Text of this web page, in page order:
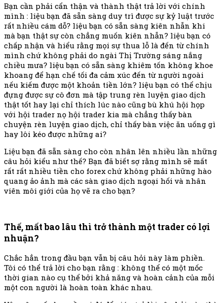
Bạn cần phải cẩn thận và thành thật trả lời với chính
mình : liệu bạn đã sẵn sàng duy trì được sự kỷ luật trước
rất nhiều cám dỗ? liệu bạn có sẵn sàng kiên nhẫn khi
mà bạn thật sự còn chẳng muốn kiên nhẫn? liệu bạn có
chấp nhận và hiểu rằng mọi sự thua lỗ là đến từ chính
mình chứ không phải do ngài Thị Trường sáng nắng
chiều mưa? liệu bạn có sẵn sàng khiêm tốn không khoe
khoang để hạn chế tối đa cảm xúc đến từ người ngoài
nếu kiếm được một khoản tiền lớn? liệu bạn có thể chịu
đựng được sự cô đơn mà tập trung rèn luyện giao dịch
thật tốt hay lại chỉ thích lúc nào cũng bù khú hội họp
với hội trader nọ hội trader kia mà chẳng thấy bàn
chuyện rèn luyện giao dịch, chỉ thấy bàn việc ăn uống gì
hay lôi kéo được những ai?
Liệu bạn đã sẵn sàng cho còn nhân lên nhiều lần những
câu hỏi kiểu như thế? Bạn đã biết sợ rằng mình sẽ mất
rất rất nhiều tiền cho forex chứ không phải những hào
quang ảo ảnh mà các sàn giao dịch ngoại hối và nhân
viên môi giới của họ vẽ ra cho bạn?
Thế, mất bao lâu thì trở thành một trader có lợi
nhuận?
Chắc hẳn trong đầu bạn vẫn bị câu hỏi này làm phiền.
Tôi có thể trả lời cho bạn rằng : không thể có một mốc
thời gian nào cụ thể bởi khả năng và hoàn cảnh của mỗi
một con người là hoàn toàn khác nhau.